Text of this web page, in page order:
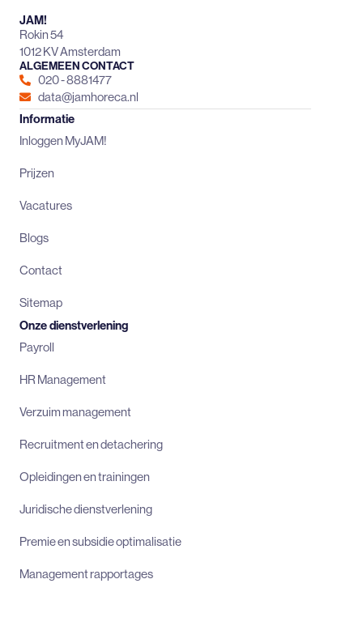
JAM!
Rokin 54
1012 KV Amsterdam
ALGEMEEN CONTACT
020 - 8881477
data@jamhoreca.nl
Informatie
Inloggen MyJAM!
Prijzen
Vacatures
Blogs
Contact
Sitemap
Onze dienstverlening
Payroll
HR Management
Verzuim management
Recruitment en detachering
Opleidingen en trainingen
Juridische dienstverlening
Premie en subsidie optimalisatie
Management rapportages